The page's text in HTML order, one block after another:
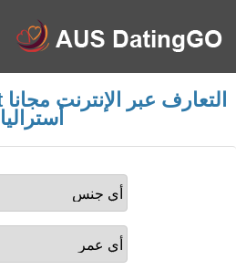
أستراليا